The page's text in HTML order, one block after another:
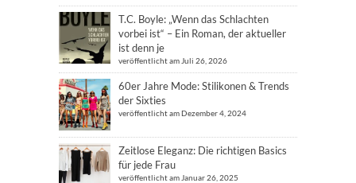
T.C. Boyle: „Wenn das Schlachten
vorbei ist“ – Ein Roman, der aktueller
ist denn je
veröffentlicht am Juli 26, 2026
60er Jahre Mode: Stilikonen & Trends
der Sixties
veröffentlicht am Dezember 4, 2024
Zeitlose Eleganz: Die richtigen Basics
für jede Frau
veröffentlicht am Januar 26, 2025